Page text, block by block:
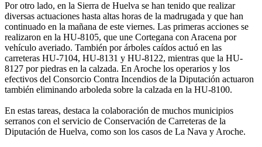
Por otro lado, en la Sierra de Huelva se han tenido que realizar
diversas actuaciones hasta altas horas de la madrugada y que han
continuado en la mañana de este viernes. Las primeras acciones se
realizaron en la HU-8105, que une Cortegana con Aracena por
vehículo averiado. También por árboles caídos actuó en las
carreteras HU-7104, HU-8131 y HU-8122, mientras que la HU-
8127 por piedras en la calzada. En Aroche los operarios y los
efectivos del Consorcio Contra Incendios de la Diputación actuaron
también eliminando arboleda sobre la calzada en la HU-8100.
En estas tareas, destaca la colaboración de muchos municipios
serranos con el servicio de Conservación de Carreteras de la
Diputación de Huelva, como son los casos de La Nava y Aroche.